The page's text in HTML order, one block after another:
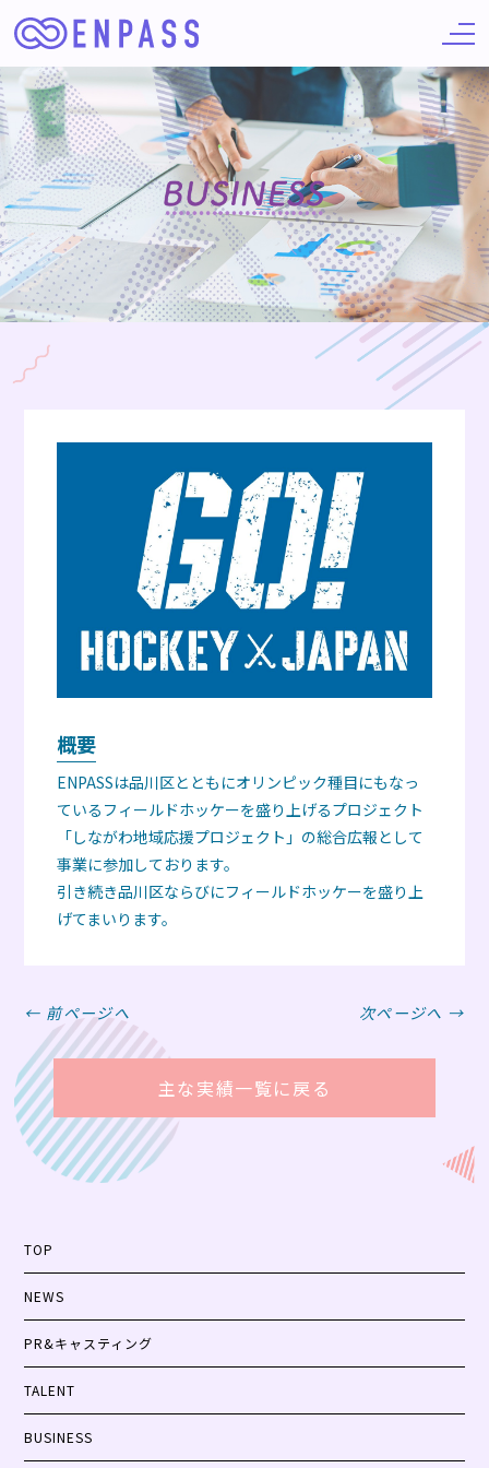
概要
ENPASSは品川区とともにオリンピック種目にもなっ
ているフィールドホッケーを盛り上げるプロジェクト
「しながわ地域応援プロジェクト」の総合広報として
事業に参加しております。
引き続き品川区ならびにフィールドホッケーを盛り上
げてまいります。
← 前ページへ 次ページへ →
主な実績一覧に戻る
TOP
NEWS
PR&キャスティング
TALENT
BUSINESS